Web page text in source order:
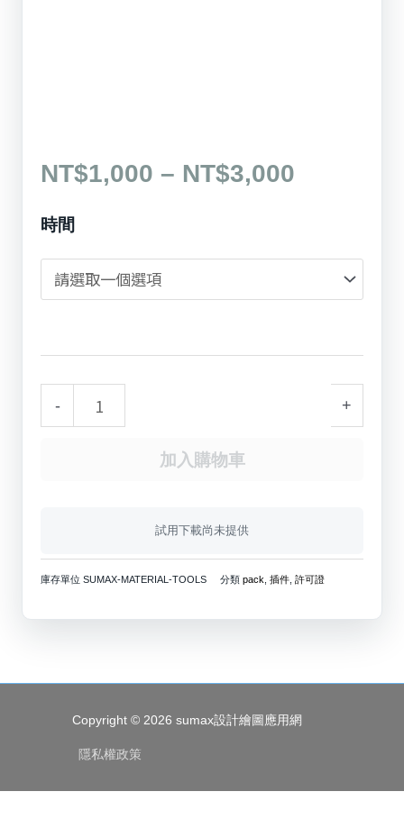
NT$1,000 – NT$3,000
圍：
時間
-
材
質
具
/
Material
Tools
+
加入購物車
試用下載尚未提供
庫存單位 SUMAX-MATERIAL-TOOLS 分類 pack 插件 許可證
Copyright © 2026 sumax設計繪圖應用網
隱私權政策